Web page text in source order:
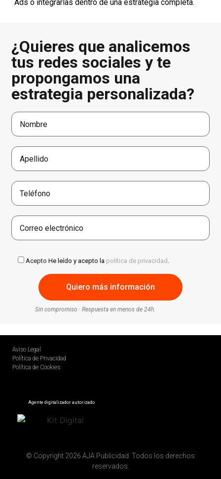
Ads o integrarlas dentro de una estrategia completa.
¿Quieres que analicemos
tus redes sociales y te
propongamos una
estrategia personalizada?
Acepto He leído y acepto la política de privacidad .
Sin compromiso · Respuesta en menos de 24h.
Aviso Legal
Política de Privacidad
Política de Cookies
Agente digitalizador autorizado
© Copyright 2026 AJA Publicidad. Todos los derechos
reservados.